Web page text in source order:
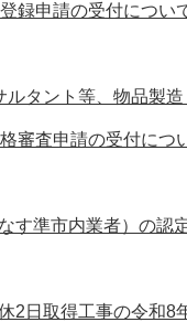
録申請の受付につい
タント等、物品製
審査申請の受付につ
す準市内業者）の認
2日取得工事の令和8